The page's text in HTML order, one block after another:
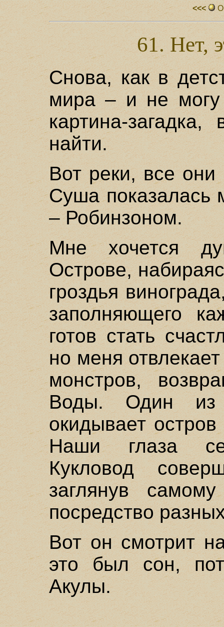
<<<
61. Нет,
Снова, как в
мира – и не могу
картина-
найти.
Вот реки, все
Суша показалась
– Робинзоном.
Мне хочется
Острове,
гроздья
заполняющего
готов стать
но меня
монстров,
Воды. Один из
окидывает
Наши глаза
Кукловод
заглянув
посредство
Вот он смотрит
это был сон,
Акулы.